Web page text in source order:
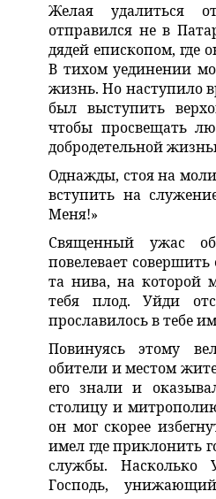
Желая удалиться
отправился не в
дядей епископом, где
В тихом уединении
жизнь. Но наступило
был выступить
чтобы просвещать
добродетельной
Однажды, стоя на
вступить на
Меня!»
Священный ужас
повелевает
та нива, на
тебя плод. Уйди
прославилось в тебе
Повинуясь этому
обители и местом
его знали и
столицу и
он мог скорее
имел где приклонить
службы. Насколько
Господь,